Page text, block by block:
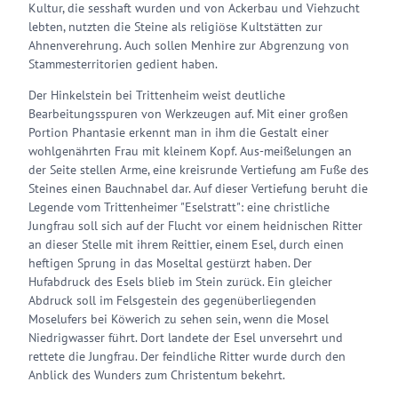
Kultur, die sesshaft wurden und von Ackerbau und Viehzucht
lebten, nutzten die Steine als religiöse Kultstätten zur
Ahnenverehrung. Auch sollen Menhire zur Abgrenzung von
Stammesterritorien gedient haben.
Der Hinkelstein bei Trittenheim weist deutliche
Bearbeitungsspuren von Werkzeugen auf. Mit einer großen
Portion Phantasie erkennt man in ihm die Gestalt einer
wohlgenährten Frau mit kleinem Kopf. Aus-meißelungen an
der Seite stellen Arme, eine kreisrunde Vertiefung am Fuße des
Steines einen Bauchnabel dar. Auf dieser Vertiefung beruht die
Legende vom Trittenheimer "Eselstratt": eine christliche
Jungfrau soll sich auf der Flucht vor einem heidnischen Ritter
an dieser Stelle mit ihrem Reittier, einem Esel, durch einen
heftigen Sprung in das Moseltal gestürzt haben. Der
Hufabdruck des Esels blieb im Stein zurück. Ein gleicher
Abdruck soll im Felsgestein des gegenüberliegenden
Moselufers bei Köwerich zu sehen sein, wenn die Mosel
Niedrigwasser führt. Dort landete der Esel unversehrt und
rettete die Jungfrau. Der feindliche Ritter wurde durch den
Anblick des Wunders zum Christentum bekehrt.